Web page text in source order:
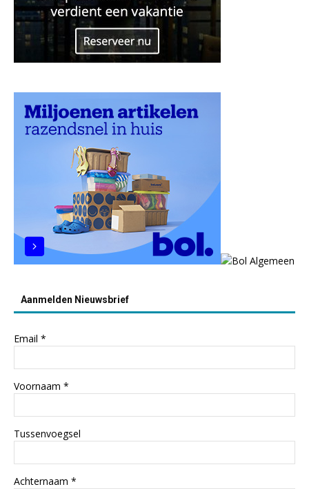
Aanmelden Nieuwsbrief
Email *
Voornaam *
Tussenvoegsel
Achternaam *